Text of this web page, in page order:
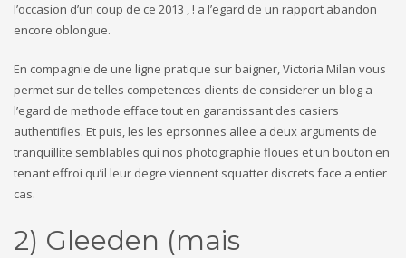
l’occasion d’un coup de ce 2013 , ! a l’egard de un rapport abandon
encore oblongue.
En compagnie de une ligne pratique sur baigner, Victoria Milan vous
permet sur de telles competences clients de considerer un blog a
l’egard de methode efface tout en garantissant des casiers
authentifies. Et puis, les les eprsonnes allee a deux arguments de
tranquillite semblables qui nos photographie floues et un bouton en
tenant effroi qu’il leur degre viennent squatter discrets face a entier
cas.
2) Gleeden (mais